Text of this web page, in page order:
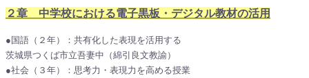
２章 中学校における電子黒板・デジタル教材の活用
●国語（２年）：共有化した表現を活用する
茨城県つくば市立吾妻中（綿引良文教諭）
●社会（３年）：思考力・表現力を高める授業